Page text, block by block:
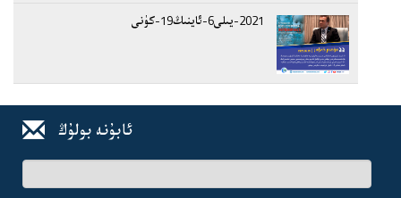
2021-يىلى6-ئاينىڭ19-كۈنى
ئابۇنە بولۇڭ
ئىسىم-
فامىلىڭىز